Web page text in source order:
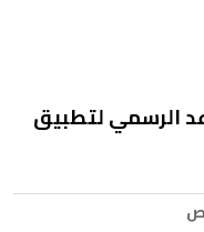
الرسمي لتطبيق